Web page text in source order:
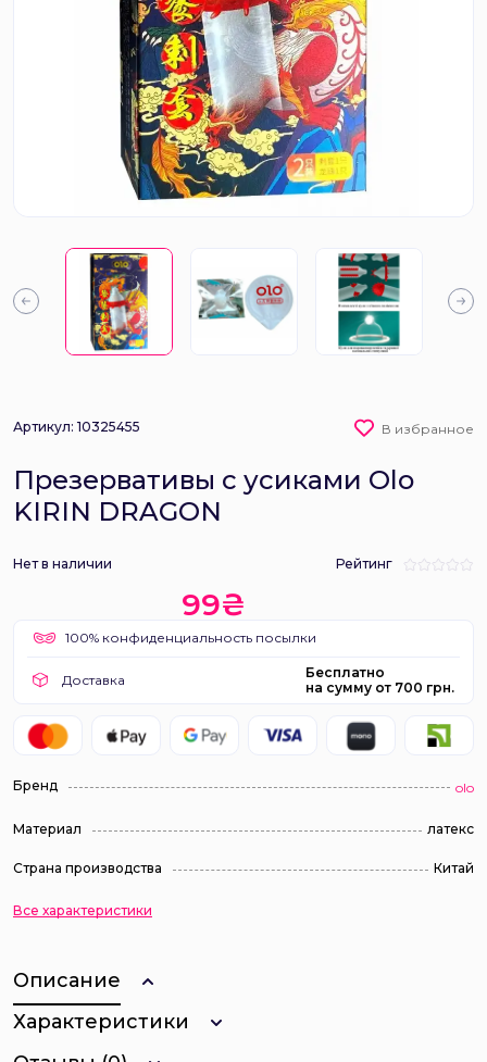
Артикул: 10325455 В избранное
Презервативы с усиками Olo
KIRIN DRAGON
Нет в наличии Рейтинг
99₴
100% конфиденциальность посылки
Доставка
Бесплатно
на сумму от 700 грн.
Бренд olo
Материал латекс
Страна производства Китай
Все характеристики
Описание
Характеристики